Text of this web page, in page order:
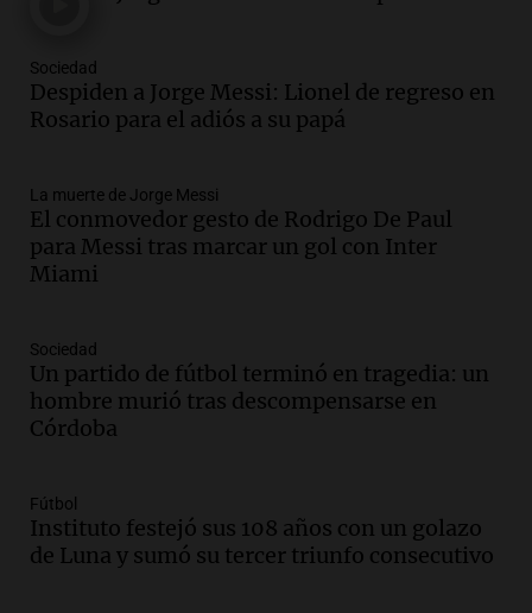
Audio.Messi llegará esta noche a
Rosario para acompañar a su familia
Episodios
Audio.Ley de Propiedad Privada: el revés
en el Congreso expuso una debilidad
comunicacional del Gobierno
Episodios
Audio.Casabindo se prepara para una
celebración única: 30.000 turistas y el
tradicional Toreo de la Vincha
Audio.Borges, abogada de Pourrain:
"Tres hombres se lo llevaron para
hacerle preguntas y nunca regresó"
Sociedad
Despiden a Jorge Messi: Lionel de regreso en
Rosario para el adiós a su papá
La muerte de Jorge Messi
El conmovedor gesto de Rodrigo De Paul
para Messi tras marcar un gol con Inter
Miami
Sociedad
Un partido de fútbol terminó en tragedia: un
hombre murió tras descompensarse en
Córdoba
Fútbol
Instituto festejó sus 108 años con un golazo
de Luna y sumó su tercer triunfo consecutivo